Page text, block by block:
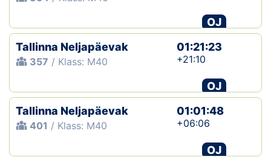
OJ
Tallinna Neljapäevak
357 / Klass: M40
01:21:23
+21:10
OJ
Tallinna Neljapäevak
401 / Klass: M40
01:01:48
+06:06
OJ